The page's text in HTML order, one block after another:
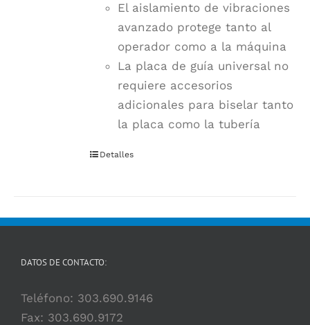
El aislamiento de vibraciones
avanzado protege tanto al
operador como a la máquina
La placa de guía universal no
requiere accesorios
adicionales para biselar tanto
la placa como la tubería
Detalles
DATOS DE CONTACTO:
Teléfono: 303.690.9146
Fax: 303.690.9172